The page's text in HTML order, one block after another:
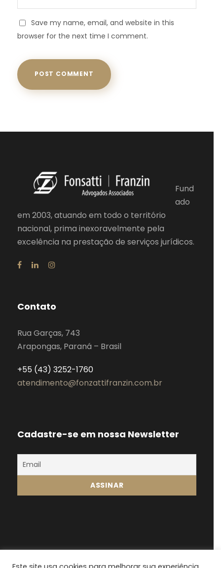
Save my name, email, and website in this
browser for the next time I comment.
Fund
ado
em 2003, atuando em todo o território
nacional, prima inexoravelmente pela
excelência na prestação de serviços jurídicos.
Contato
Rua Garças, 743
Arapongas, Paraná – Brasil
+55 (43) 3252-1760
atendimento@fonzattifranzin.com.br
Cadastre-se em nossa Newsletter